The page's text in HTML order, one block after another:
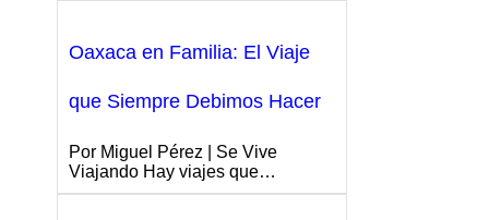
Oaxaca en Familia: El Viaje
que Siempre Debimos Hacer
Por Miguel Pérez | Se Vive
Viajando Hay viajes que…